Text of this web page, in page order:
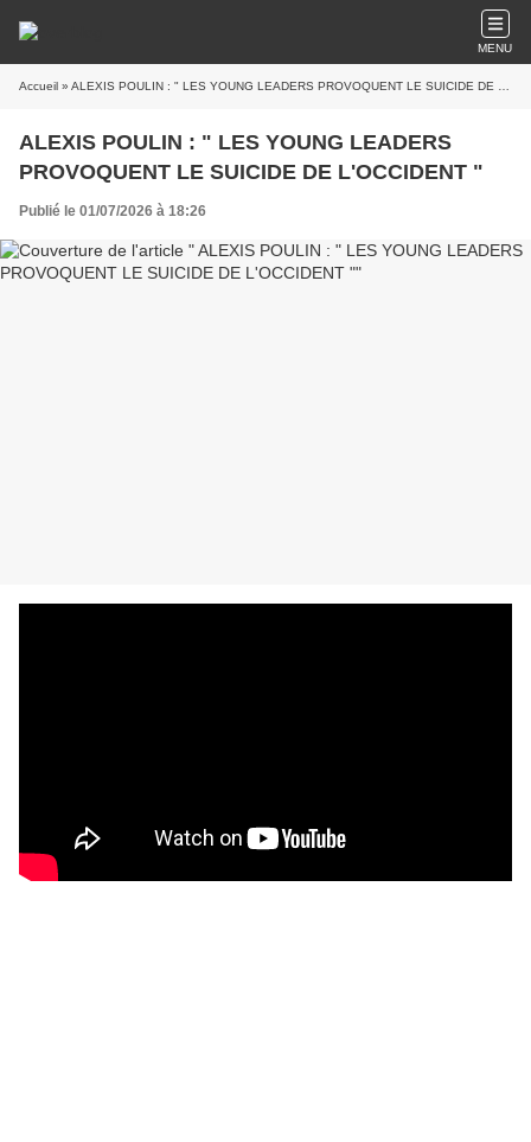
MENU
Accueil » ALEXIS POULIN : " LES YOUNG LEADERS PROVOQUENT LE SUICIDE DE L'OCCIDENT "
ALEXIS POULIN : " LES YOUNG LEADERS
PROVOQUENT LE SUICIDE DE L'OCCIDENT "
Publié le 01/07/2026 à 18:26